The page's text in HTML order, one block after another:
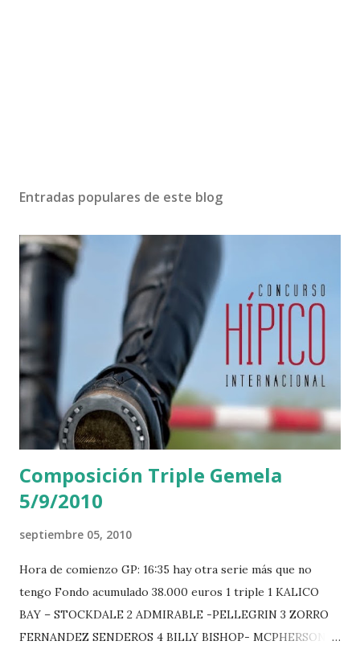
Entradas populares de este blog
Composición Triple Gemela
5/9/2010
septiembre 05, 2010
Hora de comienzo GP: 16:35 hay otra serie más que no
tengo Fondo acumulado 38.000 euros 1 triple 1 KALICO
BAY – STOCKDALE 2 ADMIRABLE -PELLEGRIN 3 ZORRO
FERNANDEZ SENDEROS 4 BILLY BISHOP- MCPHERSON 5